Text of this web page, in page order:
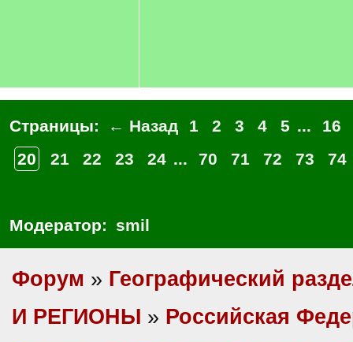
Страницы: ← Назад 1 2 3 4 5 ...
16
20
21 22 23 24 ... 70 71 72 73 74
Модератор: smil
Форум » Географический
И РЕГИОНЫ » Российская